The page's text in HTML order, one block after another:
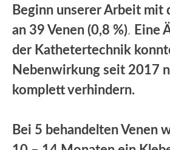
Beginn unserer Arbeit mit
an 39 Venen (0,8 %). Eine
der Kathetertechnik
Nebenwirkung seit 2017
komplett verhindern.
Bei 5 behandelten Venen